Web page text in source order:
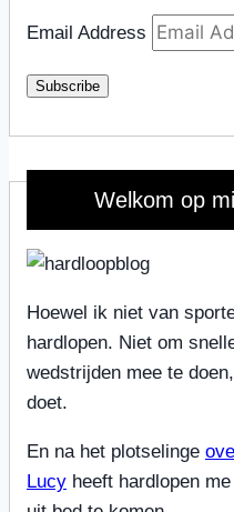
Email Address
Subscribe
Welkom op
Hoewel ik niet van
hardlopen. Niet om
wedstrijden mee te
doet.
En na het plotselinge
Lucy heeft hardlopen